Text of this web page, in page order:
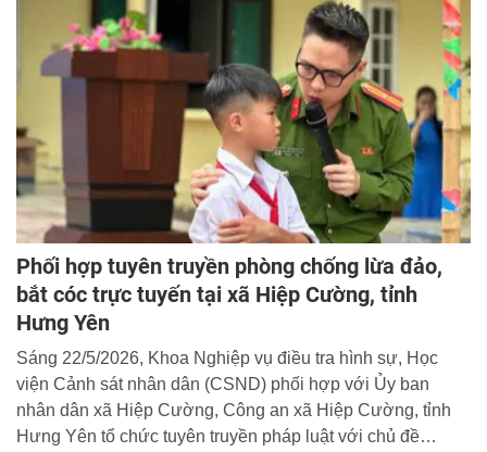
Phối hợp tuyên truyền phòng chống lừa đảo,
bắt cóc trực tuyến tại xã Hiệp Cường, tỉnh
Hưng Yên
Sáng 22/5/2026, Khoa Nghiệp vụ điều tra hình sự, Học
viện Cảnh sát nhân dân (CSND) phối hợp với Ủy ban
nhân dân xã Hiệp Cường, Công an xã Hiệp Cường, tỉnh
Hưng Yên tổ chức tuyên truyền pháp luật với chủ đề